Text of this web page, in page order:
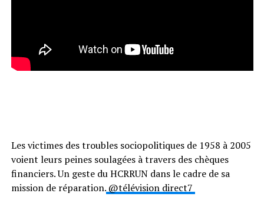
Les victimes des troubles sociopolitiques de 1958 à 2005
voient leurs peines soulagées à travers des chèques
financiers. Un geste du HCRRUN dans le cadre de sa
mission de réparation.@télévision direct7